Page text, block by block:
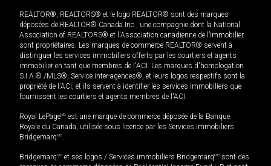
REALTOR®, REALTORS® et le logo REALTOR® sont des marques
déposées de REALTOR® Canada Inc., une compagnie dont la National
Association of REALTORS® et l'Association canadienne de l’immobilier
sont propriétaires. Les marques de commerce REALTOR® servent à
distinguer les services immobiliers offerts par les courtiers et agents
immobilier en tant que membres de l'ACI. Les marques d'homologation
S.I.A.® /MLS®, Service inter-agences®, et leurs logos respectifs sont la
propriété de l'ACI, et ils servent à identifier les services immobiliers que
fournissent les courtiers et agents membres de l'ACI.
Royal LePageMD est une marque de commerce déposée de la Banque
Royale du Canada, utilisée sous licence par les Services immobiliers
BridgemarqMD.
BridgemarqMD et ses logos / Services immobiliers BridgemarqMD sont des